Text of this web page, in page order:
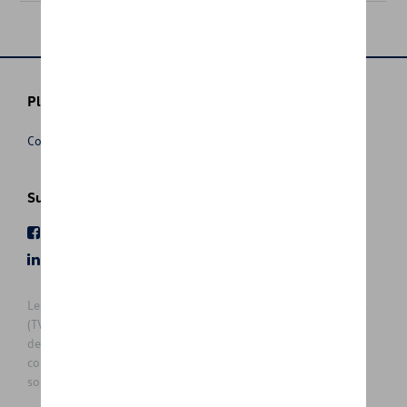
Plus d'informations
Conditions de vente
Suivez nous
Les prix affichés sur le présent site sont des prix recommandés
(TVAc), hors éventuels frais de montage. Pour connaitre le prix
de vente actuel et les éventuels frais de montage, veuillez
contacter votre concessionnaire/agent. Les prix recommandés
sont sujets à des changements sans préavis.